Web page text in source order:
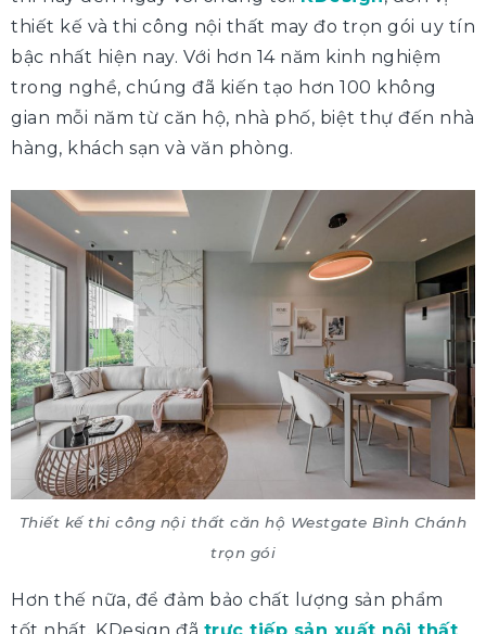
thiết kế và thi công nội thất may đo trọn gói uy tín
bậc nhất hiện nay. Với hơn 14 năm kinh nghiệm
trong nghề, chúng đã kiến tạo hơn 100 không
gian mỗi năm từ căn hộ, nhà phố, biệt thự đến nhà
hàng, khách sạn và văn phòng.
Thiết kế thi công nội thất căn hộ Westgate Bình Chánh
trọn gói
Hơn thế nữa, để đảm bảo chất lượng sản phẩm